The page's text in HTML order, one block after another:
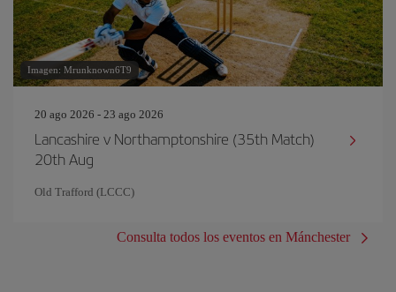
Imagen: Mrunknown6T9
20 ago 2026 - 23 ago 2026
Lancashire v Northamptonshire (35th Match)
20th Aug
Old Trafford (LCCC)
Consulta todos los eventos en Mánchester